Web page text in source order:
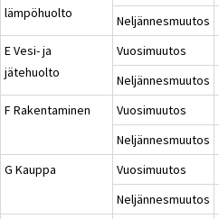
lämpöhuolto
Neljännesmuutos
E Vesi- ja
jätehuolto
Vuosimuutos
Neljännesmuutos
F Rakentaminen
Vuosimuutos
Neljännesmuutos
G Kauppa
Vuosimuutos
Neljännesmuutos